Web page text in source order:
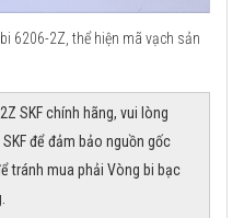
6206-2Z, thể hiện mã vạch sản
SKF chính hãng, vui lòng
để đảm bảo nguồn gốc
tránh mua phải Vòng bi bạc